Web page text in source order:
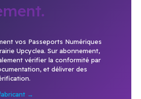
vos Passeports Numériques
Upcyclea. Sur abonnement,
vérifier la conformité par
et délivrer des
→